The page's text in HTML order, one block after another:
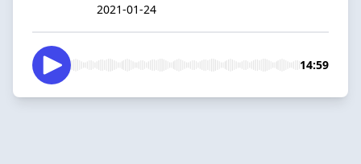
2021-01-24
14:59